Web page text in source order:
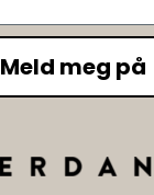
Meld meg på